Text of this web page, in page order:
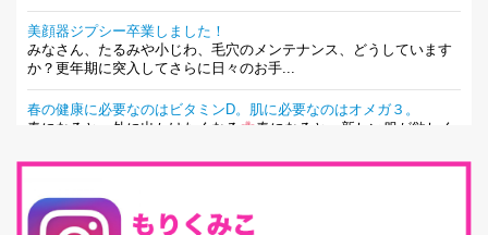
美顔器ジプシー卒業しました！
みなさん、たるみや小じわ、毛穴のメンテナンス、どうしています
か？更年期に突入してさらに日々のお手...
春の健康に必要なのはビタミンD。肌に必要なのはオメガ３。
春になると、外に出かけたくなる
春になると、新しい服が欲しく
最近、グラノーラ迷子になっていた私です。が、と〜〜〜っても美
味しくて栄養たっぷりのグラノーラを発...